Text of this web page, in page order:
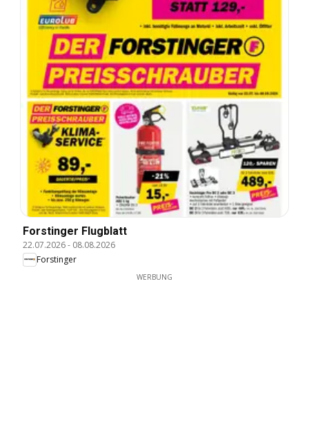
Forstinger Flugblatt
22.07.2026- 08.08.2026
Forstinger
WERBUNG